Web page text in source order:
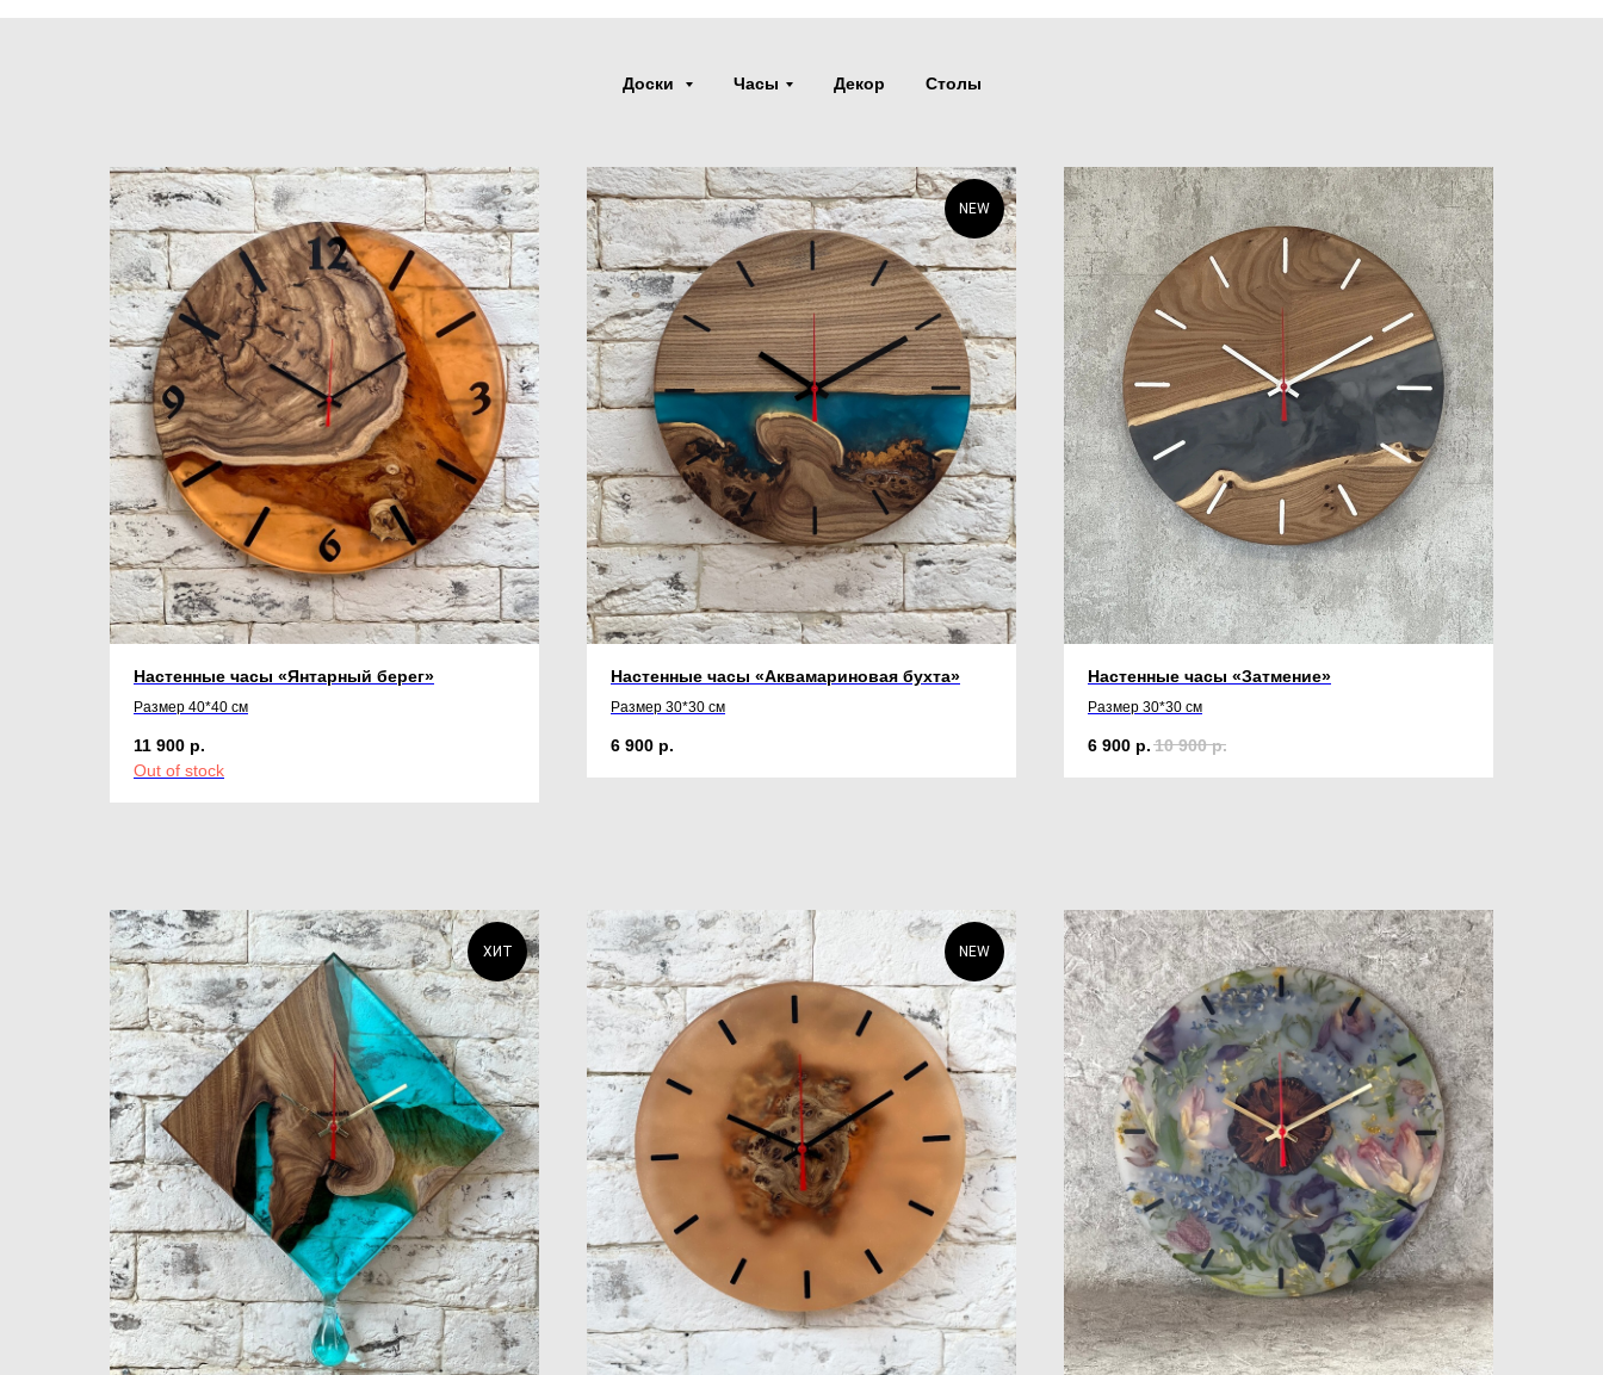
Доски Часы Декор Столы
Настенные часы «Янтарный берег»
Размер 40*40 см
11 900 р.
Out of stock
NEW
Настенные часы «Аквамариновая бухта»
Размер 30*30 см
6 900 р.
Настенные часы «Затмение»
Размер 30*30 см
6 900 р. 10 900 р.
ХИТ NEW